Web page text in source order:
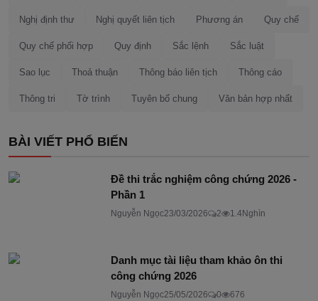
Nghị định thư Nghị quyết liên tịch Phương án Quy chế
Quy chế phối hợp Quy định Sắc lệnh Sắc luật
Sao lục Thoả thuận Thông báo liên tịch Thông cáo
Thông tri Tờ trình Tuyên bố chung Văn bản hợp nhất
BÀI VIẾT PHỔ BIẾN
Đề thi trắc nghiệm công chứng 2026 -
Phần 1
Nguyễn Ngọc23/03/2026 2 1.4Nghìn
Danh mục tài liệu tham khảo ôn thi
công chứng 2026
Nguyễn Ngọc25/05/2026 0 676